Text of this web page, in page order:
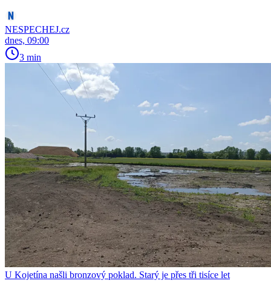
NESPECHEJ.cz
dnes, 09:00
3 min
U Kojetína našli bronzový poklad. Starý je přes tři tisíce let